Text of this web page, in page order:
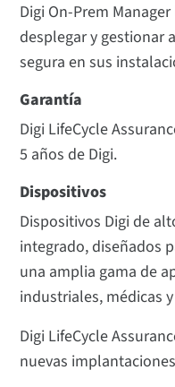
Digi On-Prem Manager
desplegar y gestionar
segura en sus
Garantía
Digi LifeCycle
5 años de Digi.
Dispositivos
Dispositivos Digi de
integrado, diseñados
una amplia gama de
industriales, médicas
Digi LifeCycle
nuevas